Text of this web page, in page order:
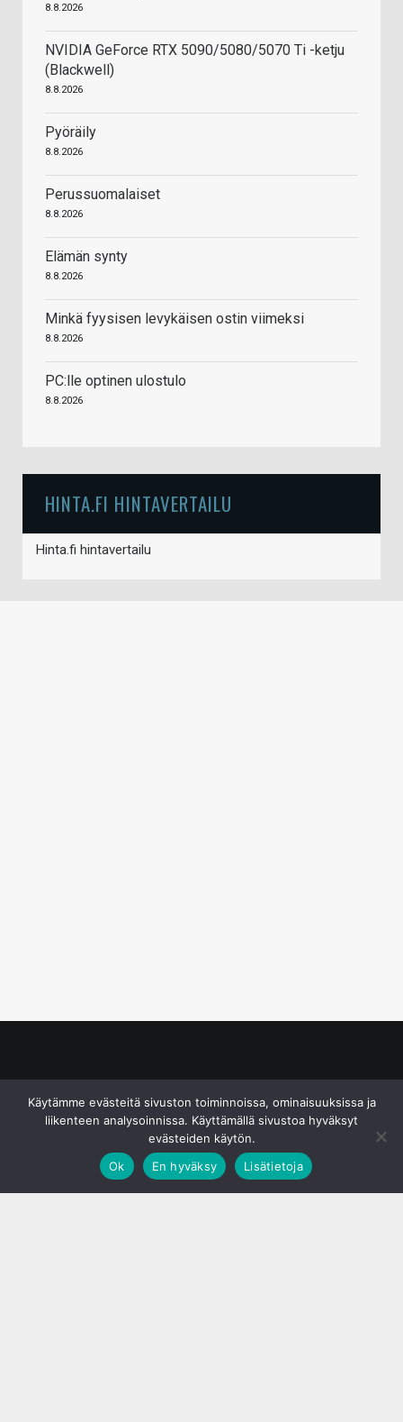
8.8.2026
NVIDIA GeForce RTX 5090/5080/5070 Ti -ketju
(Blackwell)
8.8.2026
Pyöräily
8.8.2026
Perussuomalaiset
8.8.2026
Elämän synty
8.8.2026
Minkä fyysisen levykäisen ostin viimeksi
8.8.2026
PC:lle optinen ulostulo
8.8.2026
HINTA.FI HINTAVERTAILU
Hinta.fi hintavertailu
Käytämme evästeitä sivuston toiminnoissa, ominaisuuksissa ja
liikenteen analysoinnissa. Käyttämällä sivustoa hyväksyt
evästeiden käytön.
Ok
En hyväksy Lisätietoja